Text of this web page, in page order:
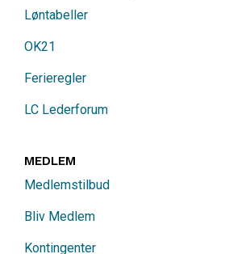
Løntabeller
OK21
Ferieregler
LC Lederforum
MEDLEM
Medlemstilbud
Bliv Medlem
Kontingenter